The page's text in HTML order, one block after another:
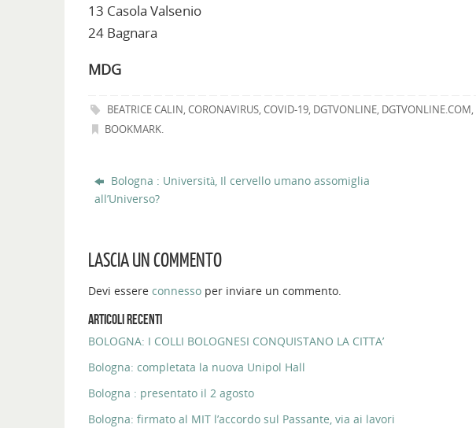
13 Casola Valsenio
24 Bagnara
MDG
BEATRICE CALIN,CORONAVIRUS,COVID-19, DGTVONLINE, DGTVONLINE.COM,
BOOKMARK.
Bologna : Università, Il cervello umano assomiglia
all’Universo?
LASCIA UN COMMENTO
Devi essere connesso per inviare un commento.
ARTICOLI RECENTI
BOLOGNA: I COLLI BOLOGNESI CONQUISTANO LA CITTA’
Bologna: completata la nuova Unipol Hall
Bologna : presentato il 2 agosto
Bologna: firmato al MIT l’accordo sul Passante, via ai lavori